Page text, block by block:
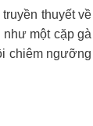
thuyết về
một cặp gà
chiêm ngưỡng